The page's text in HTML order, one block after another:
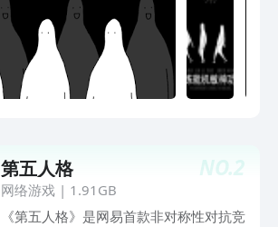
NO.2
第五人格
网络游戏| 1.91GB
《第五人格》是网易首款非对称性对抗竞